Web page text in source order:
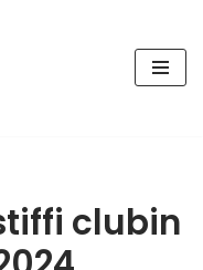
clubin